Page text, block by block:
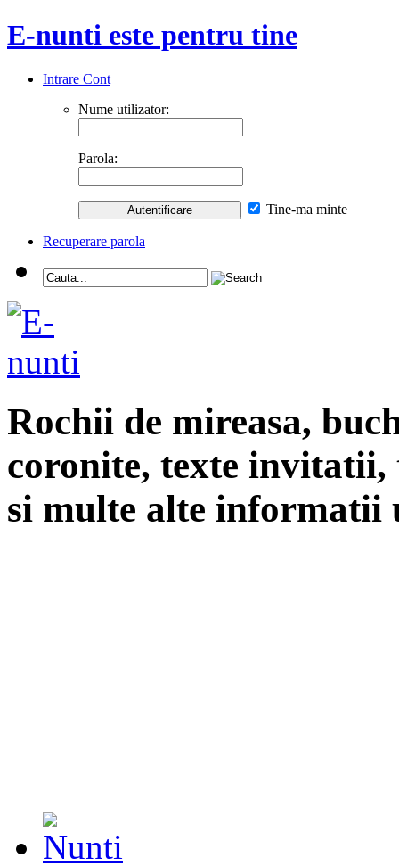
E-nunti este pentru tine
Intrare Cont
Nume utilizator:
Parola:
Tine-ma minte
Recuperare parola
Rochii de mireasa,
coronite, texte
si multe alte informatii